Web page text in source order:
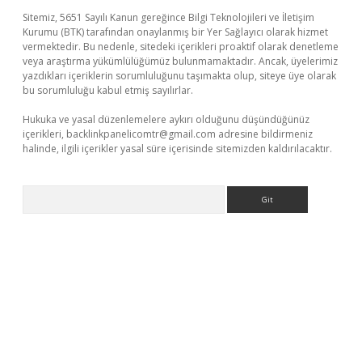
Sitemiz, 5651 Sayılı Kanun gereğince Bilgi Teknolojileri ve İletişim
Kurumu (BTK) tarafından onaylanmış bir Yer Sağlayıcı olarak hizmet
vermektedir. Bu nedenle, sitedeki içerikleri proaktif olarak denetleme
veya araştırma yükümlülüğümüz bulunmamaktadır. Ancak, üyelerimiz
yazdıkları içeriklerin sorumluluğunu taşımakta olup, siteye üye olarak
bu sorumluluğu kabul etmiş sayılırlar.
Hukuka ve yasal düzenlemelere aykırı olduğunu düşündüğünüz
içerikleri, backlinkpanelicomtr@gmail.com adresine bildirmeniz
halinde, ilgili içerikler yasal süre içerisinde sitemizden kaldırılacaktır.